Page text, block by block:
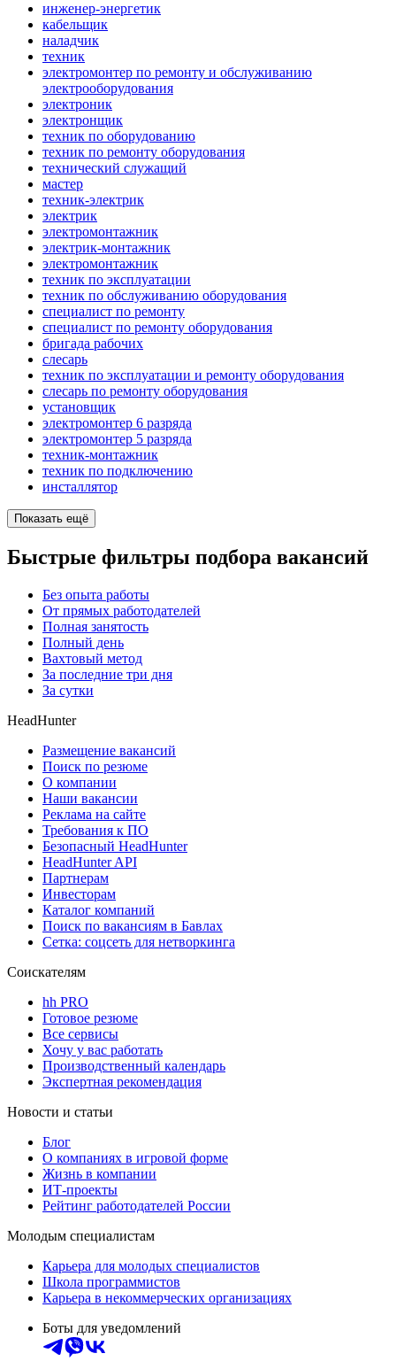
инженер-энергетик
кабельщик
наладчик
техник
электромонтер по ремонту и обслуживанию
электрооборудования
электроник
электронщик
техник по оборудованию
техник по ремонту оборудования
технический служащий
мастер
техник-электрик
электрик
электромонтажник
электрик-монтажник
электромонтажник
техник по эксплуатации
техник по обслуживанию оборудования
специалист по ремонту
специалист по ремонту оборудования
бригада рабочих
слесарь
техник по эксплуатации и ремонту оборудования
слесарь по ремонту оборудования
установщик
электромонтер 6 разряда
электромонтер 5 разряда
техник-монтажник
техник по подключению
инсталлятор
Показать ещё
Быстрые фильтры подбора вакансий
Без опыта работы
От прямых работодателей
Полная занятость
Полный день
Вахтовый метод
За последние три дня
За сутки
HeadHunter
Размещение вакансий
Поиск по резюме
О компании
Наши вакансии
Реклама на сайте
Требования к ПО
Безопасный HeadHunter
HeadHunter API
Партнерам
Инвесторам
Каталог компаний
Поиск по вакансиям в Бавлах
Сетка: соцсеть для нетворкинга
Соискателям
hh PRO
Готовое резюме
Все сервисы
Хочу у вас работать
Производственный календарь
Экспертная рекомендация
Новости и статьи
Блог
О компаниях в игровой форме
Жизнь в компании
ИТ-проекты
Рейтинг работодателей России
Молодым специалистам
Карьера для молодых специалистов
Школа программистов
Карьера в некоммерческих организациях
Боты для уведомлений